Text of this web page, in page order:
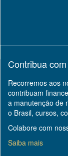
Contribua
Recorremos aos
contribuam
a manutenção de
o Brasil, cursos,
Colabore com
Saiba mais